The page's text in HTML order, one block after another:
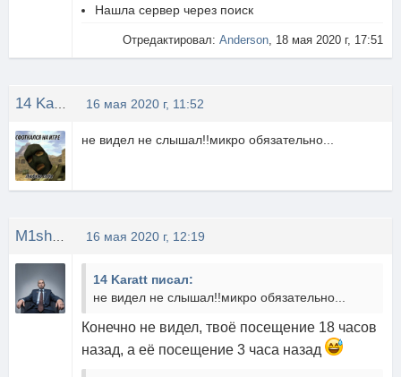
Нашла сервер через поиск
Отредактировал: Anderson, 18 мая 2020 г, 17:51
16 мая 2020 г, 11:52
не видел не слышал!!микро обязательно...
16 мая 2020 г, 12:19
14 Karatt писал:
не видел не слышал!!микро обязательно...
Конечно не видел, твоё посещение 18 часов
назад, а её посещение 3 часа назад